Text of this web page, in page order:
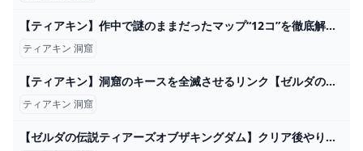
【ティアキン】作中で謎のままだったマップ“12コ”を徹底解説【総集編】 - YouTube
ティアキン 洞窟
【ティアキン】洞窟のキースを全滅させるリンク【ゼルダの伝説 ティアーズ オブ ザ キングダム】 - ゲームニュース - Potali.JP
ティアキン 洞窟
【ゼルダの伝説ティアーズオブザキングダム】クリア後やり込み要素と2周目について【ティアキン】 ゲーム攻略サイト AlGest